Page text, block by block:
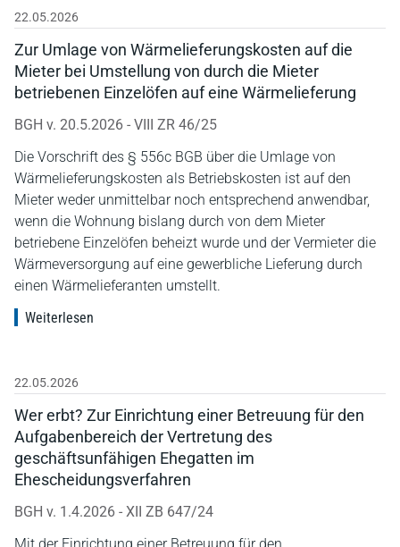
22.05.2026
Zur Umlage von Wärmelieferungskosten auf die
Mieter bei Umstellung von durch die Mieter
betriebenen Einzelöfen auf eine Wärmelieferung
BGH v. 20.5.2026 - VIII ZR 46/25
Die Vorschrift des § 556c BGB über die Umlage von
Wärmelieferungskosten als Betriebskosten ist auf den
Mieter weder unmittelbar noch entsprechend anwendbar,
wenn die Wohnung bislang durch von dem Mieter
betriebene Einzelöfen beheizt wurde und der Vermieter die
Wärmeversorgung auf eine gewerbliche Lieferung durch
einen Wärmelieferanten umstellt.
Weiterlesen
22.05.2026
Wer erbt? Zur Einrichtung einer Betreuung für den
Aufgabenbereich der Vertretung des
geschäftsunfähigen Ehegatten im
Ehescheidungsverfahren
BGH v. 1.4.2026 - XII ZB 647/24
Mit der Einrichtung einer Betreuung für den